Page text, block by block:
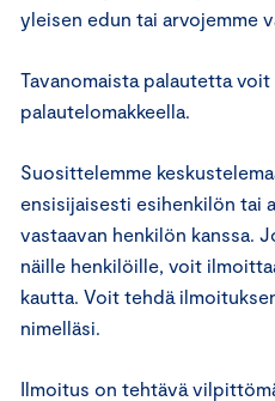
yleisen edun tai arvojemme
Tavanomaista palautetta
palautelomakkeella.
Suosittelemme
ensisijaisesti esihenkilön tai
vastaavan henkilön kanssa.
näille henkilöille, voit
kautta. Voit tehdä
nimelläsi.
Ilmoitus on tehtävä